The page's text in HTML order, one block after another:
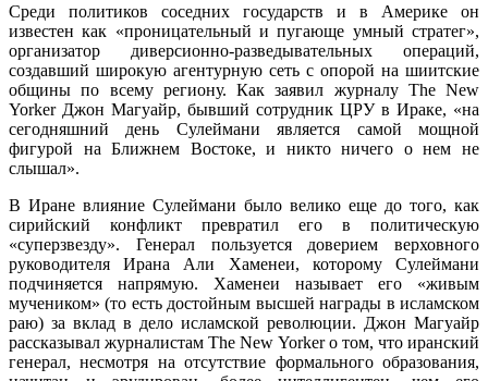
Среди политиков соседних государств и в Америке он
известен как «проницательный и пугающе умный стратег»,
организатор диверсионно-разведывательных операций,
создавший широкую агентурную сеть с опорой на шиитские
общины по всему региону. Как заявил журналу The New
Yorker Джон Магуайр, бывший сотрудник ЦРУ в Ираке, «на
сегодняшний день Сулеймани является самой мощной
фигурой на Ближнем Востоке, и никто ничего о нем не
слышал».
В Иране влияние Сулеймани было велико еще до того, как
сирийский конфликт превратил его в политическую
«суперзвезду». Генерал пользуется доверием верховного
руководителя Ирана Али Хаменеи, которому Сулеймани
подчиняется напрямую. Хаменеи называет его «живым
мучеником» (то есть достойным высшей награды в исламском
раю) за вклад в дело исламской революции. Джон Магуайр
рассказывал журналистам The New Yorker о том, что иранский
генерал, несмотря на отсутствие формального образования,